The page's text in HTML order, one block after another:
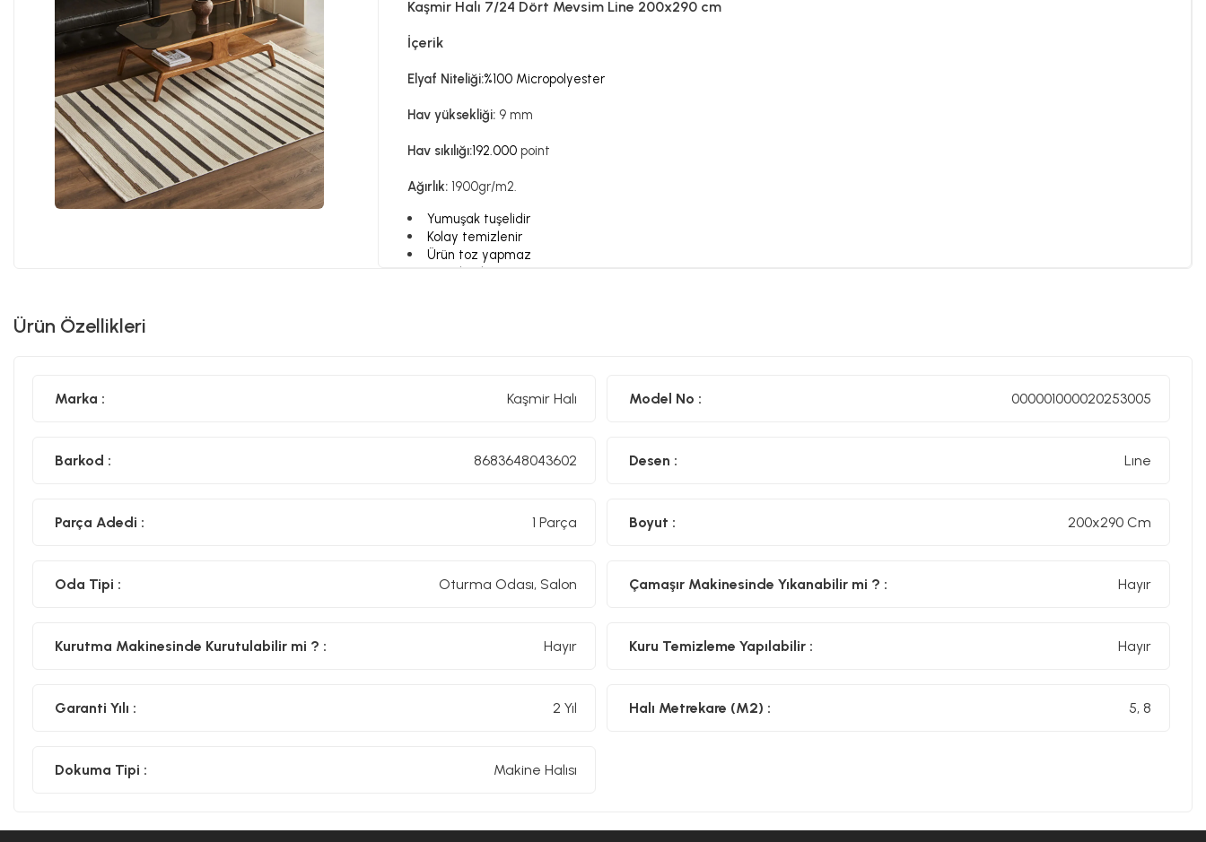
Kaşmir Halı 7/24 Dört Mevsim Line 200x290 cm
İçerik
Elyaf Niteliği:%100 Micropolyester
Hav yüksekliği: 9 mm
Hav sıkılığı:192.000 point
Ağırlık: 1900gr/m2.
Yumuşak tuşelidir
Kolay temizlenir
Ürün toz yapmaz
Antialerjiktir.
Ürün Özellikleri
Marka : Kaşmir Halı Model No : 000001000020253005
Barkod : 8683648043602 Desen : Lıne
Parça Adedi : 1 Parça Boyut : 200x290 Cm
Oda Tipi : Oturma Odası, Salon Çamaşır Makinesinde Yıkanabilir mi ? : Hayır
Kurutma Makinesinde Kurutulabilir mi ? : Hayır Kuru Temizleme Yapılabilir : Hayır
Garanti Yılı : 2 Yıl Halı Metrekare (M2) : 5, 8
Dokuma Tipi : Makine Halısı